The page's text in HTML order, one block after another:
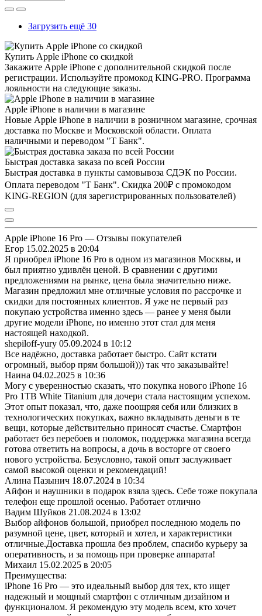
Загрузить ещё 30
Купить Apple iPhone со скидкой
Закажите Apple iPhone с дополнительной скидкой после
регистрации. Используйте промокод KING-PRO. Программа
лояльности на следующие заказы.
Apple iPhone в наличии в магазине
Новые Apple iPhone в наличии в розничном магазине, срочная
доставка по Москве и Московской области. Оплата
наличными и переводом "Т Банк".
Быстрая доставка заказа по всей России
Быстрая доставка в пункты самовывоза СДЭК по России.
Оплата переводом "Т Банк". Скидка 200₽ с промокодом
KING-REGION (для зарегистрированных пользователей)
Apple iPhone 16 Pro — Отзывы покупателей
Егор 15.02.2025 в 20:04
Я приобрел iPhone 16 Pro в одном из магазинов Москвы, и
был приятно удивлён ценой. В сравнении с другими
предложениями на рынке, цена была значительно ниже.
Магазин предложил мне отличные условия по рассрочке и
скидки для постоянных клиентов. Я уже не первый раз
покупаю устройства именно здесь — ранее у меня были
другие модели iPhone, но именно этот стал для меня
настоящей находкой.
shepiloff-yury 05.09.2024 в 10:12
Все надёжно, доставка работает быстро. Сайт кстати
огромный, выбор прям большой))) так что заказывайте!
Наина 04.02.2025 в 10:36
Могу с уверенностью сказать, что покупка нового iPhone 16
Pro 1TB White Titanium для дочери стала настоящим успехом.
Этот опыт показал, что, даже поощряя себя или близких в
технологических покупках, важно вкладывать деньги в те
вещи, которые действительно приносят счастье. Смартфон
работает без перебоев и поломок, поддержка магазина всегда
готова ответить на вопросы, а дочь в восторге от своего
нового устройства. Безусловно, такой опыт заслуживает
самой высокой оценки и рекомендаций!
Алина Пазынич 18.07.2024 в 10:34
Айфон и наушники в подарок взяла здесь. Себе тоже покупала
телефон еще прошлой осенью. Работает отлично
Вадим Шуйков 21.08.2024 в 13:02
Выбор айфонов большой, приобрел последнюю модель по
разумной цене, цвет, который и хотел, и характеристики
отличные.Доставка прошла без проблем, спасибо курьеру за
оперативность, и за помощь при проверке аппарата!
Михаил 15.02.2025 в 20:05
Преимущества:
iPhone 16 Pro — это идеальный выбор для тех, кто ищет
надежный и мощный смартфон с отличным дизайном и
функционалом. Я рекомендую эту модель всем, кто хочет